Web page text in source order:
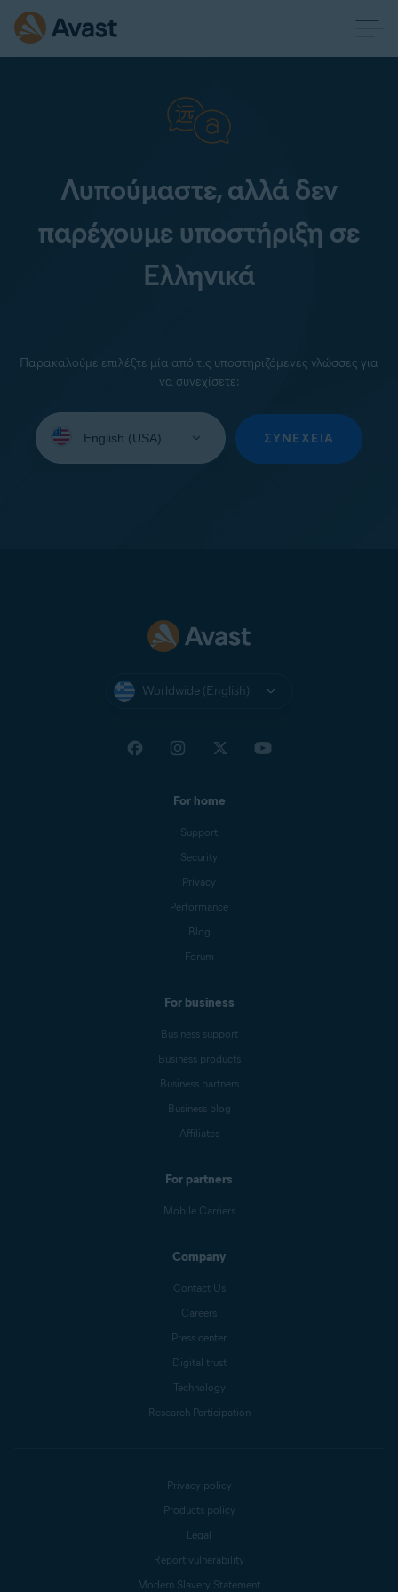
Λυπούμαστε, αλλά δεν
παρέχουμε υποστήριξη σε
Ελληνικά
Παρακαλούμε επιλέξτε μία από τις υποστηριζόμενες γλώσσες για
να συνεχίσετε:
your
ΣΥΝΈΧΕΙΑ
Worldwide (English)
For home
Support
Security
Privacy
Performance
Blog
Forum
For business
Business support
Business products
Business partners
Business blog
Affiliates
For partners
Mobile Carriers
Company
Contact Us
Careers
Press center
Digital trust
Technology
Research Participation
Privacy policy
Products policy
Legal
Report vulnerability
Modern Slavery Statement